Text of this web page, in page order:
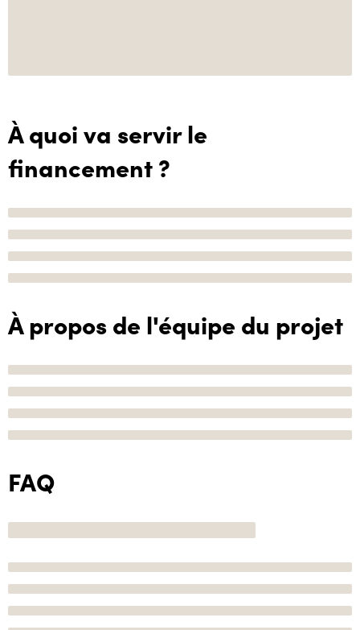
À quoi va servir le
financement ?
À propos de l'équipe du projet
FAQ